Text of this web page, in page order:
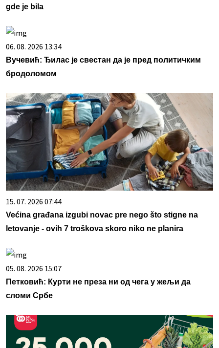
gde je bila
06. 08. 2026 13:34
Вучевић: Ђилас је свестан да је пред политичким
бродоломом
15. 07. 2026 07:44
Većina građana izgubi novac pre nego što stigne na
letovanje - ovih 7 troškova skoro niko ne planira
05. 08. 2026 15:07
Петковић: Курти не преза ни од чега у жељи да
сломи Србе